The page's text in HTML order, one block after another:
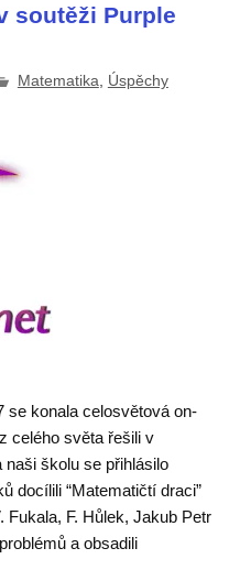
soutěži Purple
Matematika, Úspěchy
se konala celosvětová on-
celého světa řešili v
školu se přihlásilo
docílili “Matematičtí draci”
F. Hůlek, Jakub Petr
a obsadili